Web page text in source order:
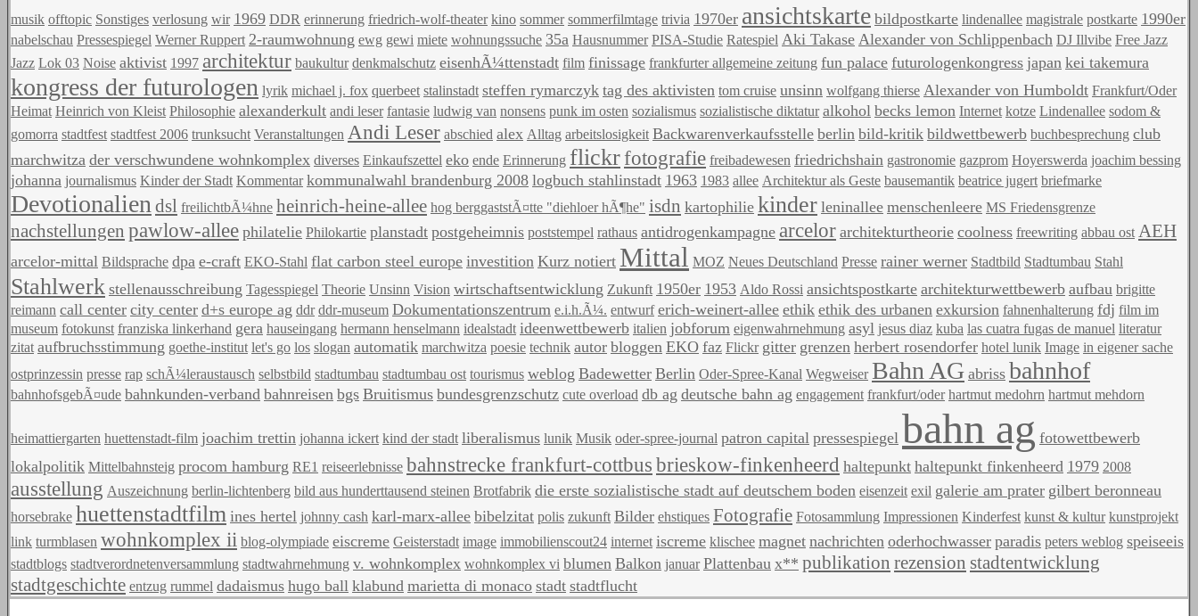
musik offtopic Sonstiges verlosung wir 1969 DDR erinnerung friedrich-wolf-theater kino sommer sommerfilmtage trivia 1970er ansichtskarte bildpostkarte lindenallee magistrale postkarte 1990er
nabelschau Pressespiegel Werner Ruppert 2-raumwohnung ewg gewi miete wohnungssuche 35a Hausnummer PISA-Studie Ratespiel Aki Takase Alexander von Schlippenbach DJ Illvibe Free Jazz
Jazz Lok 03 Noise aktivist 1997 architektur baukultur denkmalschutz eisenhÃ¼ttenstadt film finissage frankfurter allgemeine zeitung fun palace futurologenkongress japan kei takemura
kongress der futurologen lyrik michael j. fox querbeet stalinstadt steffen rymarczyk tag des aktivisten tom cruise unsinn wolfgang thierse Alexander von Humboldt Frankfurt/Oder
Heimat Heinrich von Kleist Philosophie alexanderkult andi leser fantasie ludwig van nonsens punk im osten sozialismus sozialistische diktatur alkohol becks lemon Internet kotze Lindenallee sodom &
gomorra stadtfest stadtfest 2006 trunksucht Veranstaltungen Andi Leser abschied alex Alltag arbeitslosigkeit Backwarenverkaufsstelle berlin bild-kritik bildwettbewerb buchbesprechung club
marchwitza der verschwundene wohnkomplex diverses Einkaufszettel eko ende Erinnerung flickrfotografie freibadewesen friedrichshain gastronomie gazprom Hoyerswerda joachim bessing
johanna journalismus Kinder der Stadt Kommentar kommunalwahl brandenburg 2008 logbuch stahlinstadt 1963 1983 allee Architektur als Geste bausemantik beatrice jugert briefmarke
Devotionalien dsl freilichtbÃ¼hne heinrich-heine-allee hog berggaststÃ¤tte "diehloer hÃ¶he" isdn kartophilie kinder leninallee menschenleere MS Friedensgrenze
nachstellungen pawlow-allee philatelie Philokartie planstadt postgeheimnis poststempel rathaus antidrogenkampagne arcelor architekturtheorie coolness freewriting abbau ost AEH
arcelor-mittal Bildsprache dpa e-craft EKO-Stahl flat carbon steel europe investition Kurz notiert Mittal MOZ Neues Deutschland Presse rainer werner Stadtbild Stadtumbau Stahl
Stahlwerk stellenausschreibung Tagesspiegel Theorie Unsinn Vision wirtschaftsentwicklung Zukunft 1950er 1953 Aldo Rossi ansichtspostkarte architekturwettbewerb aufbau brigitte
reimann call center city center d+s europe ag ddr ddr-museum Dokumentationszentrum e.i.h.Ã¼. entwurf erich-weinert-allee ethik ethik des urbanen exkursion fahnenhalterung fdj film im
museum fotokunst franziska linkerhand gera hauseingang hermann henselmann idealstadt ideenwettbewerb italien jobforum eigenwahrnehmung asyl jesus diaz kuba las cuatra fugas de manuel literatur
zitat aufbruchsstimmung goethe-institut let's go los slogan automatik marchwitza poesie technik autor bloggen EKO faz Flickr gitter grenzen herbert rosendorfer hotel lunik Image in eigener sache
ostprinzessin presse rap schÃ¼leraustausch selbstbild stadtumbau stadtumbau ost tourismus weblog Badewetter Berlin Oder-Spree-Kanal Wegweiser Bahn AG abriss bahnhof
bahnhofsgebÃ¤ude bahnkunden-verband bahnreisen bgs Bruitismus bundesgrenzschutz cute overload db ag deutsche bahn ag engagement frankfurt/oder hartmut medohrn hartmut mehdorn
heimattiergarten huettenstadt-film joachim trettin johanna ickert kind der stadt liberalismus lunik Musik oder-spree-journal patron capital pressespiegel bahn ag fotowettbewerb
lokalpolitik Mittelbahnsteig procom hamburg RE1 reiseerlebnisse bahnstrecke frankfurt-cottbusbrieskow-finkenheerd haltepunkt haltepunkt finkenheerd 1979 2008
ausstellung Auszeichnung berlin-lichtenberg bild aus hunderttausend steinen Brotfabrik die erste sozialistische stadt auf deutschem boden eisenzeit exil galerie am prater gilbert beronneau
horsebrake huettenstadtfilm ines hertel johnny cash karl-marx-allee bibelzitat polis zukunft Bilder ehstiques Fotografie Fotosammlung Impressionen Kinderfest kunst & kultur kunstprojekt
link turmblasen wohnkomplex ii blog-olympiade eiscreme Geisterstadt image immobilienscout24 internet iscreme klischee magnet nachrichten oderhochwasser paradis peters weblog speiseeis
stadtblogs stadtverordnetenversammlung stadtwahrnehmung v. wohnkomplex wohnkomplex vi blumen Balkon januar Plattenbau x** publikation rezension stadtentwicklung
stadtgeschichte entzug rummel dadaismus hugo ball klabund marietta di monaco stadt stadtflucht